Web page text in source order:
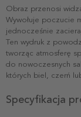
Obraz przenosi
Wywołuje poczucie
jednocześnie
Ten wydruk z
tworząc atmosferę
do nowoczesnych
których biel, czerń
Specyfikacja